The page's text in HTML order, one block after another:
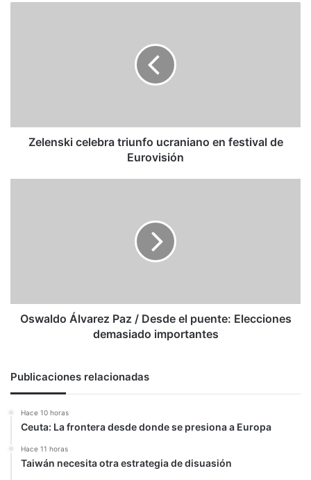
Zelenski celebra triunfo ucraniano en festival de
Eurovisión
demasiado
importantes
Oswaldo Álvarez Paz / Desde el puente: Elecciones
demasiado importantes
Publicaciones relacionadas
Hace 10 horas
Ceuta: La frontera desde donde se presiona a Europa
Hace 11 horas
Taiwán necesita otra estrategia de disuasión